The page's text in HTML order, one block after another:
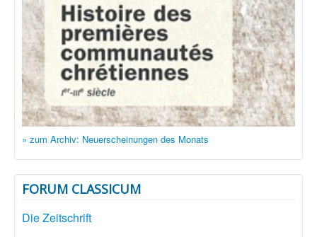
» zum Archiv: Neuerscheinungen des Monats
FORUM CLASSICUM
Die Zeitschrift